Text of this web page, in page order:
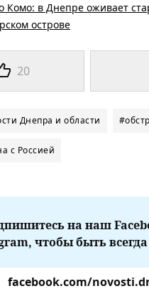
20
Комо: в Днепре оживает
острове
Днепра и области
с Россией
на наш
чтобы быть